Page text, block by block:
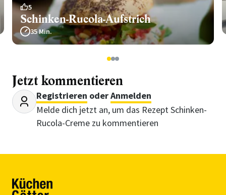
5
Schinken-Rucola-Aufstrich
35 Min.
123
Jetzt kommentieren
Registrieren oderAnmelden
Melde dich jetzt an, um das Rezept Schinken-
Rucola-Creme zu kommentieren